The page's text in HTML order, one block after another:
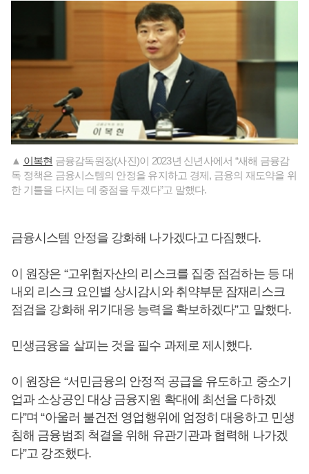
▲ 이복현 금융감독원장(사진)이 2023년 신년사에서 “새해 금융감
독 정책은 금융시스템의 안정을 유지하고 경제, 금융의 재도약을 위
한 기틀을 다지는 데 중점을 두겠다”고 말했다.
금융시스템 안정을 강화해 나가겠다고 다짐했다.
이 원장은 “고위험자산의 리스크를 집중 점검하는 등 대
내외 리스크 요인별 상시감시와 취약부문 잠재리스크
점검을 강화해 위기대응 능력을 확보하겠다”고 말했다.
민생금융을 살피는 것을 필수 과제로 제시했다.
이 원장은 “서민금융의 안정적 공급을 유도하고 중소기
업과 소상공인 대상 금융지원 확대에 최선을 다하겠
다”며 “아울러 불건전 영업행위에 엄정히 대응하고 민생
침해 금융범죄 척결을 위해 유관기관과 협력해 나가겠
다”고 강조했다.